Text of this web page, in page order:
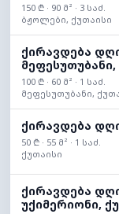
150 ₾ · 90 მ² · 3 საძ.
ბჟოლები, ქუთაისი
ქირავდება
მეფესუთუბანი,
100 ₾ · 60 მ² · 1 საძ.
მეფესუთუბანი,
ქირავდება
50 ₾ · 55 მ² · 1 საძ.
ქუთაისი
ქირავდება
უქიმერიონი,